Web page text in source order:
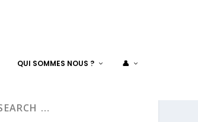
QUI SOMMES NOUS ? 👤